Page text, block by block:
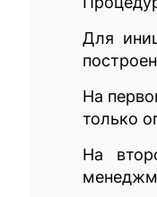
Для
На
только
На